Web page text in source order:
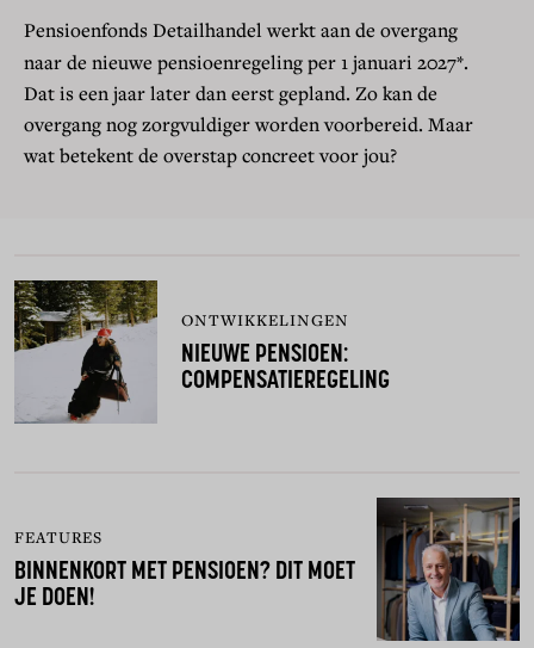
Pensioenfonds Detailhandel werkt aan de overgang
naar de nieuwe pensioenregeling per 1 januari 2027*.
Dat is een jaar later dan eerst gepland. Zo kan de
overgang nog zorgvuldiger worden voorbereid. Maar
wat betekent de overstap concreet voor jou?
ONTWIKKELINGEN
NIEUWE PENSIOEN:
COMPENSATIEREGELING
FEATURES
BINNENKORT MET PENSIOEN? DIT MOET
JE DOEN!